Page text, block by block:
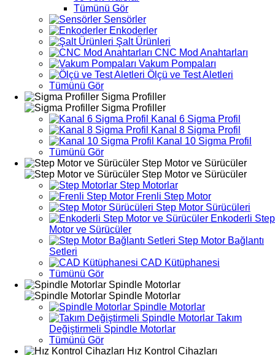
Tümünü Gör
Sensörler
Enkoderler
Şalt Ürünleri
CNC Mod Anahtarları
Vakum Pompaları
Ölçü ve Test Aletleri
Tümünü Gör
Sigma Profiller
Sigma Profiller
Kanal 6 Sigma Profil
Kanal 8 Sigma Profil
Kanal 10 Sigma Profil
Tümünü Gör
Step Motor ve Sürücüler
Step Motor ve Sürücüler
Step Motorlar
Frenli Step Motor
Step Motor Sürücüleri
Enkoderli Step
Motor ve Sürücüler
Step Motor Bağlantı
Setleri
CAD Kütüphanesi
Tümünü Gör
Spindle Motorlar
Spindle Motorlar
Spindle Motorlar
Takım
Değiştirmeli Spindle Motorlar
Tümünü Gör
Hız Kontrol Cihazları